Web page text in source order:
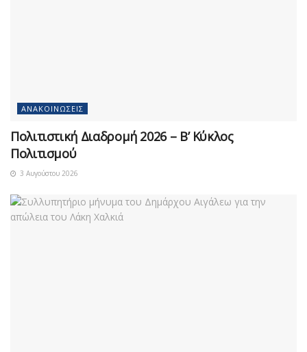
ΑΝΑΚΟΙΝΏΣΕΙΣ
Πολιτιστική Διαδρομή 2026 – Β’ Κύκλος
Πολιτισμού
3 Αυγούστου 2026